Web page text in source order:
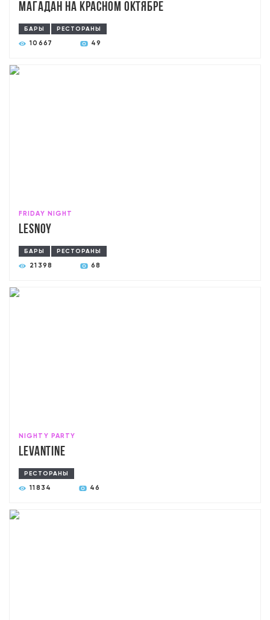
Магадан на Красном Октябре
БАРЫ РЕСТОРАНЫ
10667 49
FRIDAY NIGHT
Lesnoy
БАРЫ РЕСТОРАНЫ
21398 68
NIGHTY PARTY
Levantine
РЕСТОРАНЫ
11834 46